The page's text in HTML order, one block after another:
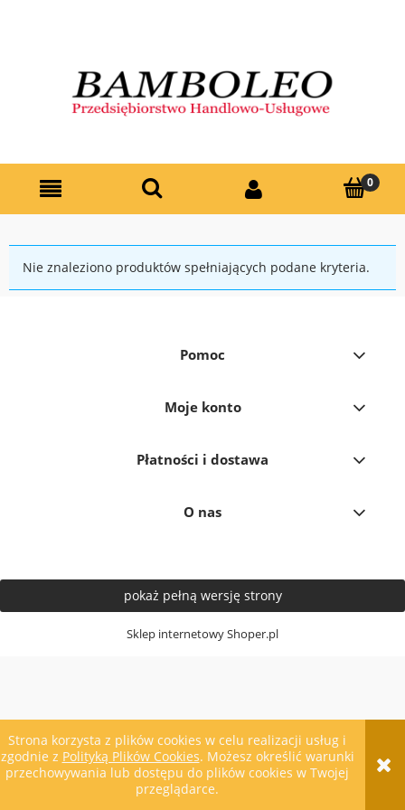
Strona korzysta z plików cookies w celu realizacji usług i
zgodnie z Polityką Plików Cookies. Możesz określić warunki
przechowywania lub dostępu do plików cookies w Twojej
przeglądarce.
Nie znaleziono produktów spełniających podane kryteria.
Pomoc
Moje konto
Płatności i dostawa
O nas
pokaż pełną wersję strony
Sklep internetowy Shoper.pl